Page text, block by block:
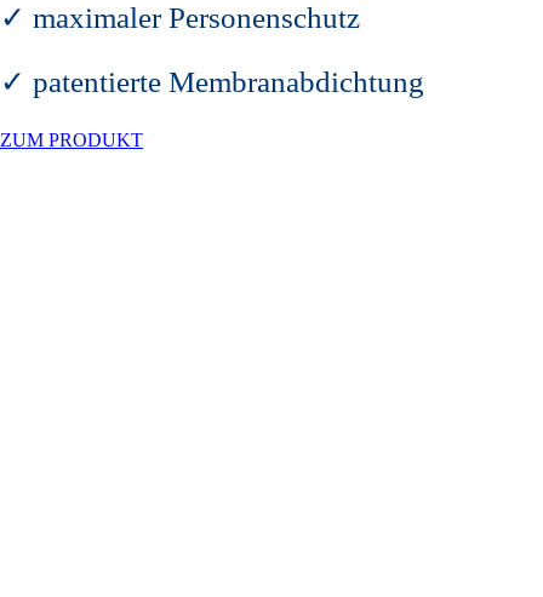
✓ maximaler Personenschutz
✓ patentierte Membranabdichtung
ZUM PRODUKT